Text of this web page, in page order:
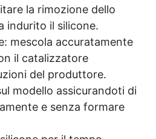
Temperatura
°C Umidità ambiente:
del supporto: almeno 3
rugiada Agente di pulizia:
poliaspartico Tempi di
riverniciatura (20 °C)
1 ora Secco al
completo: 7 giorni
Applicazione seconda
materiale Sparta
Condizioni di stoccaggio
la rimozione dello
indurito il silicone.
mescola accuratamente
il catalizzatore
del produttore.
modello assicurandoti di
e senza formare